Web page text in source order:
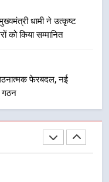
धामी ने उत्कृष्ट
को किया सम्मानित
फेरबदल, नई
गठन
से कोई समझौता
पर जुआ खेलने वाले
ने किया गिरफ्तार